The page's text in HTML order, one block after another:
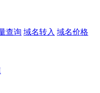
查询 域名转入 域名价格